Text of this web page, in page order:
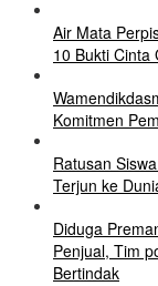
Air Mata
10 Bukti Cinta
Komitmen
Ratusan
Terjun ke
Diduga
Penjual, Tim
Bertindak